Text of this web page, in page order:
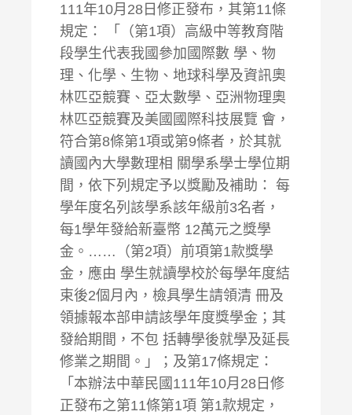
111年10月28日修正發布，其第11條
規定： 「（第1項）高級中等教育階
段學生代表我國參加國際數 學、物
理、化學、生物、地球科學及資訊奧
林匹亞競賽、亞太數學、亞洲物理奧
林匹亞競賽及美國國際科技展覽 會，
符合第8條第1項或第9條者，於其就
讀國內大學數理相 關學系學士學位期
間，依下列規定予以獎勵及補助： 每
學年度名列該學系該年級前3名者，
每1學年發給新臺幣 12萬元之獎學
金。……（第2項）前項第1款獎學
金，應由 學生就讀學校於每學年度結
束後2個月內，檢具學生請領清 冊及
領據報本部申請該學年度獎學金；其
發給期間，不包 括轉學後就學及延長
修業之期間。」；及第17條規定：
「本辦法中華民國111年10月28日修
正發布之第11條第1項 第1款規定，